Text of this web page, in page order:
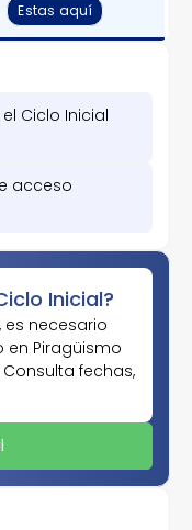
Estas aquí
Ciclo Inicial
acceso
Inicial?
es necesario
en Piragüismo
fechas,